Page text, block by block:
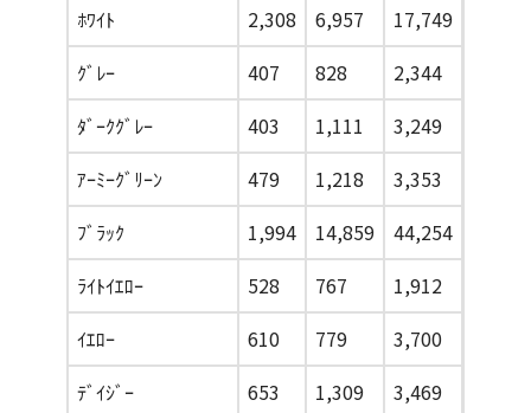
ﾎﾜｲﾄ 2,308 6,957 17,749
ｸﾞﾚｰ
407 828 2,344
ﾀﾞｰｸｸﾞﾚｰ
403 1,111 3,249
ｱｰﾐｰｸﾞﾘｰﾝ
479 1,218 3,353
ﾌﾞﾗｯｸ
1,994 14,859 44,254
ﾗｲﾄｲｴﾛｰ
528 767 1,912
ｲｴﾛｰ
610 779 3,700
ﾃﾞｲｼﾞｰ
653 1,309 3,469